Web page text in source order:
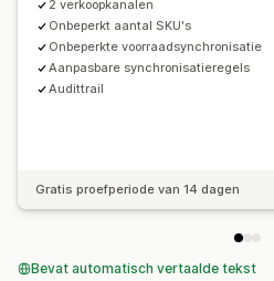
2 verkoopkanalen
Onbeperkt aantal SKU's
Onbeperkte voorraadsynchronisatie
Aanpasbare synchronisatieregels
Audittrail
Gratis proefperiode van 14 dagen
Bevat automatisch vertaalde tekst